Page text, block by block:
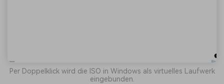
Per Doppelklick wird die ISO in Windows als virtuelles Laufwerk
eingebunden.